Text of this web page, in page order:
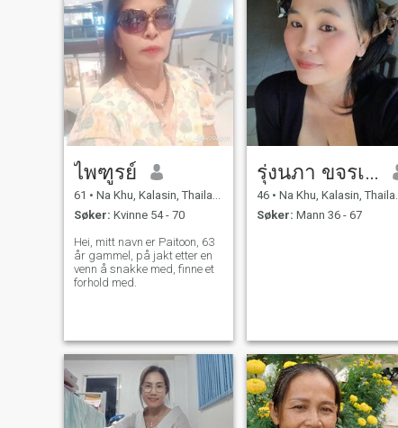
ไพฑูรย์
61 • Na Khu, Kalasin, Thailand
Søker: Kvinne 54 - 70
Hei, mitt navn er Paitoon, 63
år gammel, på jakt etter en
venn å snakke med, finne et
forhold med.
รุ่งนภา ขจรเดช
46 • Na Khu, Kalasin, Thailand
Søker: Mann 36 - 67